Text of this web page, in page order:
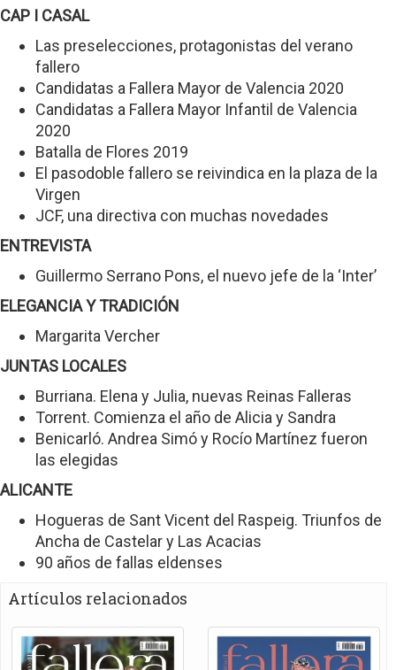
CAP I CASAL
Las preselecciones, protagonistas del verano
fallero
Candidatas a Fallera Mayor de Valencia 2020
Candidatas a Fallera Mayor Infantil de Valencia
2020
Batalla de Flores 2019
El pasodoble fallero se reivindica en la plaza de la
Virgen
JCF, una directiva con muchas novedades
ENTREVISTA
Guillermo Serrano Pons, el nuevo jefe de la ‘Inter’
ELEGANCIA Y TRADICIÓN
Margarita Vercher
JUNTAS LOCALES
Burriana. Elena y Julia, nuevas Reinas Falleras
Torrent. Comienza el año de Alicia y Sandra
Benicarló. Andrea Simó y Rocío Martínez fueron
las elegidas
ALICANTE
Hogueras de Sant Vicent del Raspeig. Triunfos de
Ancha de Castelar y Las Acacias
90 años de fallas eldenses
Artículos relacionados